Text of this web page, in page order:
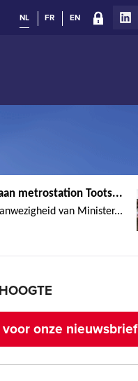
NL FR EN
metrostation Toots...
van Minister...
onze nieuwsbrief